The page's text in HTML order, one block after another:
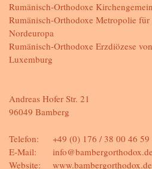
Rumänisch-Orthodoxe
Rumänisch-Orthodoxe Metropolie
Nordeuropa
Rumänisch-Orthodoxe Erzdiözese
Luxemburg
Andreas Hofer Str. 21
96049 Bamberg
Telefon:
E-Mail:
Website:
+49 (0) 176 / 38 00 46 59
info@bambergorthodox.de
www.bambergorthodox.de